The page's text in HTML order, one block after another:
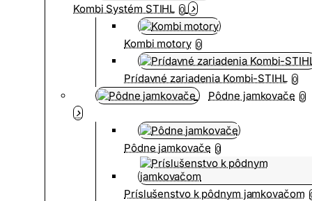
Kombi Systém STIHL 0
Kombi motory 0
Prídavné zariadenia Kombi-STIHL 0
Pôdne jamkovače 0
Pôdne jamkovače 0
Príslušenstvo k pôdnym jamkovačom